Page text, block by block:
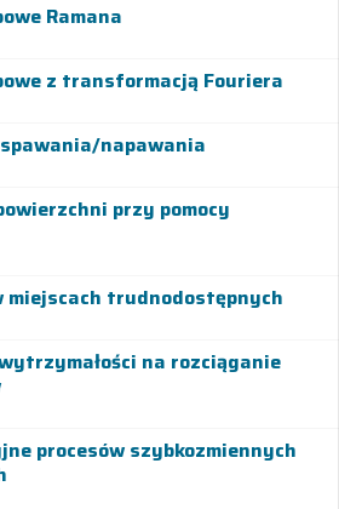
Ramana
z transformacją Fouriera
napawania
przy pomocy
miejscach trudnodostępnych
na rozciąganie
procesów szybkozmiennych